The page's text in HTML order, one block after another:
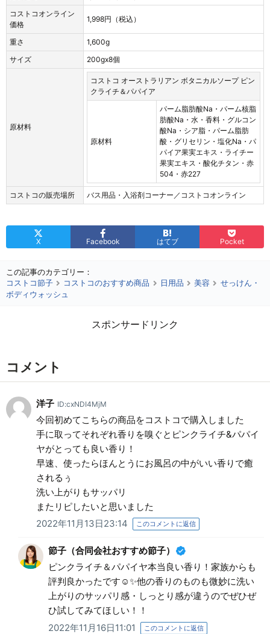
コストコオンライン
価格
1,998円（税込）
重さ
1,600g
サイズ
200gx8個
原材料
コストコ オーストラリアン ボタニカルソープ ピン
クライチ＆パパイア
原材料
パーム脂肪酸Na・パーム核脂
肪酸Na・水・香料・グルコン
酸Na・シア脂・パーム脂肪
酸・グリセリン・塩化Na・パ
パイア果実エキス・ライチー
果実エキス・酸化チタン・赤
504・赤227
コストコの販売場所 バス用品・入浴剤コーナー／コストコオンライン
X Facebook はてブ Pocket
この記事のカテゴリー：
コストコ節子
コストコのおすすめ商品 日用品 美容
せっけん・
ボディウォッシュ
スポンサードリンク
コメント
洋子 ID:cxNDI4MjM
今回初めてこちらの商品をコストコで購入しました
手に取ってそれぞれ香りを嗅ぐとピンクライチ&パパイ
ヤがとっても良い香り！
早速、使ったらほんとうにお風呂の中がいい香りで癒
されるぅ
洗い上がりもサッパリ
またリピしたいと思いました
2022年11月13日23:14
このコメントに返信
節子（合同会社おすすめ節子）
ピンクライチ＆パパイヤ本当良い香り！家族からも
評判良かったです☺✨他の香りのものも微妙に洗い
上がりのサッパリ感・しっとり感が違うのでぜひぜ
ひ試してみてほしい！！
2022年11月16日11:01
このコメントに返信